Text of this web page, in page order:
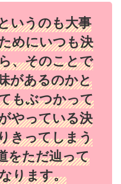
いうのも大事
めにいつも決
、そのことで
があるのかと
もぶつかって
やっている決
きってしまう
をただ辿って
ります。